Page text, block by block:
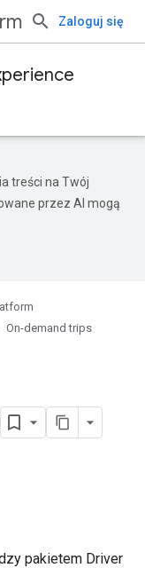
Zaloguj się
treści na Twój
przez AI mogą
On-demand trips
pakietem Driver